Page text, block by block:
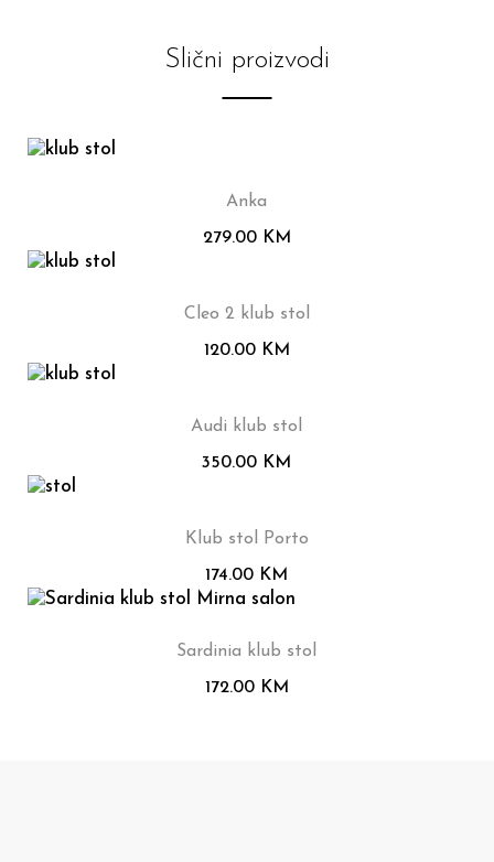
Slični proizvodi
Anka
279.00 KM
Cleo 2 klub stol
120.00 KM
Audi klub stol
350.00 KM
Klub stol Porto
174.00 KM
Sardinia klub stol
172.00 KM